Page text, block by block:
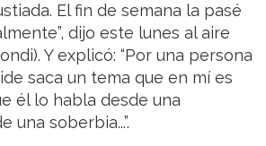
El fin de semana la pasé
dijo este lunes al aire
Y explicó: “Por una persona
saca un tema que en mí es
él lo habla desde una
una soberbia...”.